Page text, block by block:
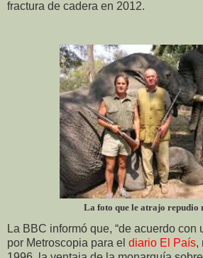
fractura de cadera en 2012.
La foto que le atrajo repudio
La BBC informó que, “de acuerdo
por Metroscopia para el diario El País,